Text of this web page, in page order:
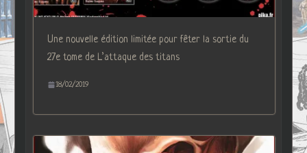
Une nouvelle édition limitée pour fêter la sortie du
27e tome de L’attaque des titans
18/02/2019